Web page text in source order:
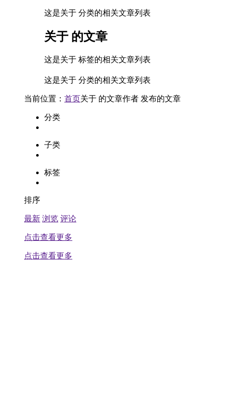
这是关于 分类的相关文章列表
关于 的文章
这是关于 标签的相关文章列表
这是关于 分类的相关文章列表
当前位置： 首页关于 的文章作者 发布的文章
分类
子类
标签
排序
最新 浏览 评论
点击查看更多
点击查看更多